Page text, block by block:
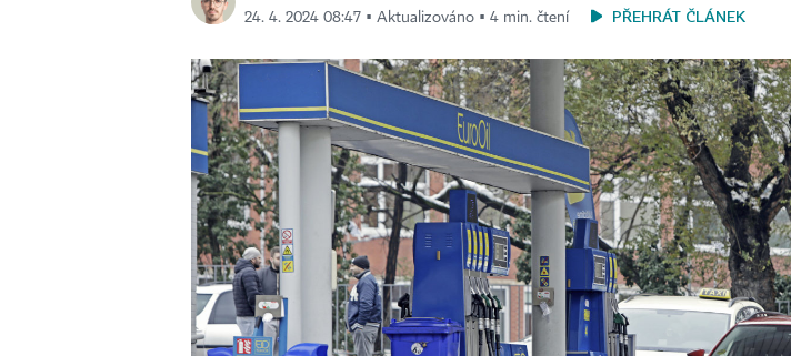
24. 4. 2024 08:47 ▪ Aktualizováno ▪ 4 min. čtení
PŘEHRÁT ČLÁNEK